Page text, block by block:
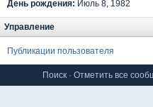
День рождения: Июль 8, 1982
Управление
Публикации пользователя
Поиск· Отметить все